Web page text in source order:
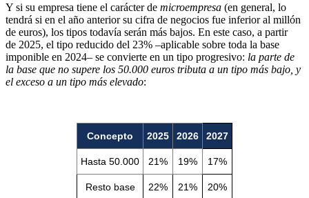
Y si su empresa tiene el carácter de microempresa (en general, lo
tendrá si en el año anterior su cifra de negocios fue inferior al millón
de euros), los tipos todavía serán más bajos. En este caso, a partir
de 2025, el tipo reducido del 23% –aplicable sobre toda la base
imponible en 2024– se convierte en un tipo progresivo: la parte de
la base que no supere los 50.000 euros tributa a un tipo más bajo, y
el exceso a un tipo más elevado:
Concepto 2025 2026 2027
Hasta 50.000 21% 19% 17%
Resto base 22% 21% 20%